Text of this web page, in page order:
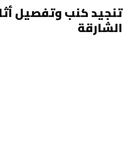
تنجيد كنب وتفصيل
الشارقة